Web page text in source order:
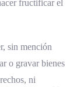
fructificar el
sin mención
o gravar bienes
ni